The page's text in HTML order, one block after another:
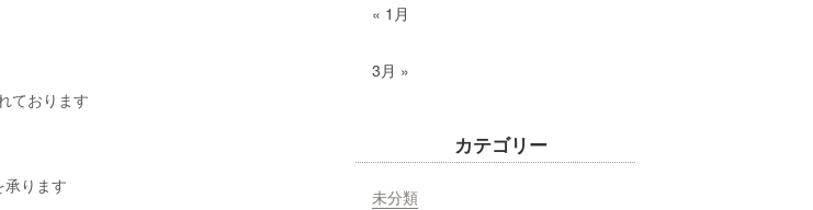
ております
ります
« 1月
3月 »
カテゴリー
未分類